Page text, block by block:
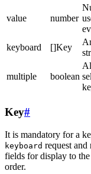
value number
keyboard []Key
multiple boolean
Key#
It is mandatory for a
keyboard request and
fields for display to
order.